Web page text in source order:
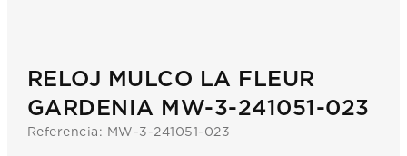
RELOJ MULCO LA FLEUR
GARDENIA MW-3-241051-023
Referencia: MW-3-241051-023